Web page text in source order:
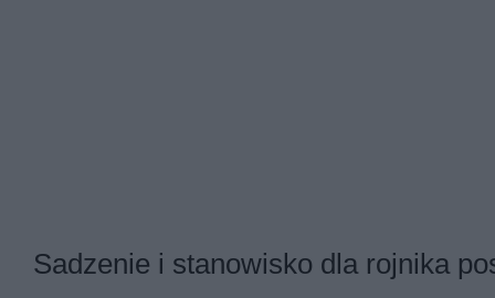
Sadzenie i stanowisko dla rojnika